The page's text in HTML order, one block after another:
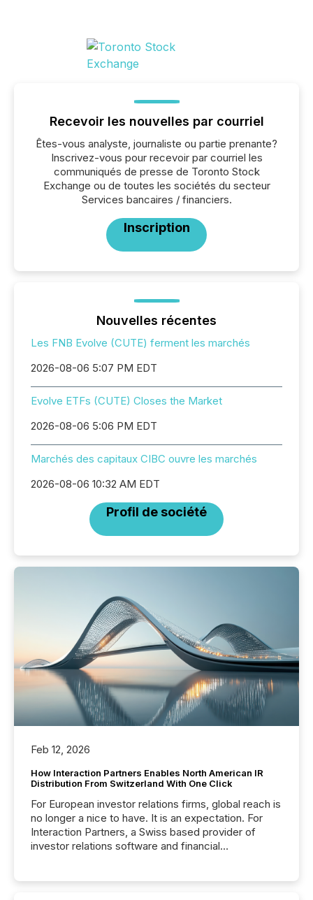
Recevoir les nouvelles par courriel
Êtes-vous analyste, journaliste ou partie prenante?
Inscrivez-vous pour recevoir par courriel les
communiqués de presse de Toronto Stock
Exchange ou de toutes les sociétés du secteur
Services bancaires / financiers.
Inscription
Nouvelles récentes
Les FNB Evolve (CUTE) ferment les marchés
2026-08-06 5:07 PM EDT
Evolve ETFs (CUTE) Closes the Market
2026-08-06 5:06 PM EDT
Marchés des capitaux CIBC ouvre les marchés
2026-08-06 10:32 AM EDT
Profil de société
Feb 12, 2026
How Interaction Partners Enables North American IR
Distribution From Switzerland With One Click
For European investor relations firms, global reach is
no longer a nice to have. It is an expectation. For
Interaction Partners, a Swiss based provider of
investor relations software and financial